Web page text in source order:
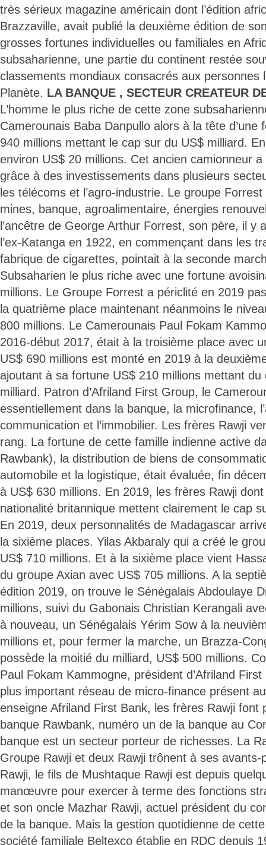
très sérieux magazine américain dont l’édition
Brazzaville, avait publié la deuxième édition de
grosses fortunes individuelles ou familiales en
subsaharienne, une partie du continent restée
classements mondiaux consacrés aux personnes
Planète. LA BANQUE , SECTEUR CREATEUR
L’homme le plus riche de cette zone
Camerounais Baba Danpullo alors à la tête d’une
940 millions mettant le cap sur du US$ milliard.
environ US$ 20 millions. Cet ancien camionneur
grâce à des investissements dans plusieurs
les télécoms et l’agro-industrie. Le groupe
mines, banque, agroalimentaire, énergies
l’ancêtre de George Arthur Forrest, son père, il y
l’ex-Katanga en 1922, en commençant dans les
fabrique de cigarettes, pointait à la seconde
Subsaharien le plus riche avec une fortune
millions. Le Groupe Forrest a périclité en 2019
la quatrième place maintenant néanmoins le
800 millions. Le Camerounais Paul Fokam
2016-début 2017, était à la troisième place avec
US$ 690 millions est monté en 2019 à la
ajoutant à sa fortune US$ 210 millions mettant du
milliard. Patron d’Afriland First Group, le
essentiellement dans la banque, la microfinance,
communication et l’immobilier. Les frères Rawji
rang. La fortune de cette famille indienne active
Rawbank), la distribution de biens de
automobile et la logistique, était évaluée, fin
à US$ 630 millions. En 2019, les frères Rawji
nationalité britannique mettent clairement le cap
En 2019, deux personnalités de Madagascar
la sixième places. Yilas Akbaraly qui a créé le
US$ 710 millions. Et à la sixième place vient
du groupe Axian avec US$ 705 millions. A la
édition 2019, on trouve le Sénégalais Abdoulaye
millions, suivi du Gabonais Christian Kerangali
à nouveau, un Sénégalais Yérim Sow à la
millions et, pour fermer la marche, un Brazza-
possède la moitié du milliard, US$ 500 millions.
Paul Fokam Kammogne, président d’Afriland
plus important réseau de micro-finance présent
enseigne Afriland First Bank, les frères Rawji font
banque Rawbank, numéro un de la banque au
banque est un secteur porteur de richesses. La
Groupe Rawji et deux Rawji trônent à ses
Rawji, le fils de Mushtaque Rawji est depuis
manœuvre pour exercer à terme des fonctions
et son oncle Mazhar Rawji, actuel président du
de la banque. Mais la gestion quotidienne de
société familiale Beltexco établie en RDC depuis